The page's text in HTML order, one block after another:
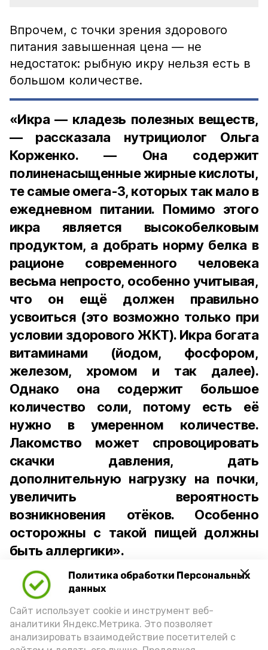
Политика обработки Персональных
данных
Сайт использует cookie и инструмент веб-
аналитики Яндекс.Метрика. Это позволяет
анализировать взаимодействие посетителей с
Впрочем, с точки зрения здорового
питания завышенная цена — не
недостаток: рыбную икру нельзя есть в
большом количестве.
«Икра — кладезь полезных веществ,
— рассказала нутрициолог Ольга
Корженко. — Она содержит
полиненасыщенные жирные кислоты,
те самые омега-3, которых так мало в
ежедневном питании. Помимо этого
икра является высокобелковым
продуктом, а добрать норму белка в
рационе современного человека
весьма непросто, особенно учитывая,
что он ещё должен правильно
усвоиться (это возможно только при
условии здорового ЖКТ). Икра богата
витаминами (йодом, фосфором,
железом, хромом и так далее).
Однако она содержит большое
количество соли, потому есть её
нужно в умеренном количестве.
Лакомство может спровоцировать
скачки давления, дать
дополнительную нагрузку на почки,
увеличить вероятность
возникновения отёков. Особенно
осторожны с такой пищей должны
быть аллергики».
Для взрослого человека безопасной
порцией икры считается 30-50 граммов
(2-3 ложки). При этом следует обратить
внимание на хлеб, с которым она
подаётся: лучше выбирать